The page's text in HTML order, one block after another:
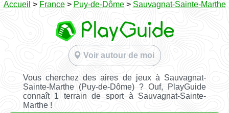
Accueil > France> Puy-de-Dôme> Sauvagnat-Sainte-Marthe
Voir autour de moi
Vous cherchez des aires de jeux à Sauvagnat-
Sainte-Marthe (Puy-de-Dôme) ? Ouf, PlayGuide
connaît 1 terrain de sport à Sauvagnat-Sainte-
Marthe !